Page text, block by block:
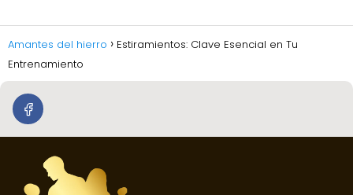
Amantes del hierro
Estiramientos: Clave Esencial en Tu
Entrenamiento